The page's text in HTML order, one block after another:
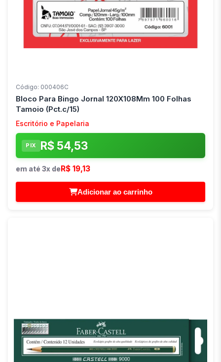
Código: 000406C
Bloco Para Bingo Jornal 120X108Mm 100 Folhas
Tamoio (Pct.c/15)
Escritório e Papelaria
PIX R$ 54,53
em até 3x de R$ 19,13
Adicionar ao carrinho